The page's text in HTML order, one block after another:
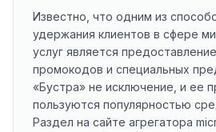
Известно, что одним из
удержания клиентов в сфере
услуг является
промокодов и специальных
«Бустра» не исключение, и ее
пользуются популярностью
Раздел на сайте агрегатора